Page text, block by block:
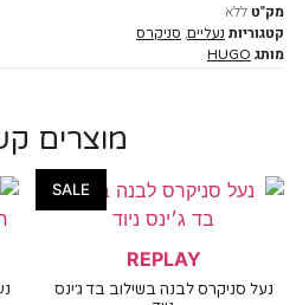
ללא
נעליים, סניקרס
HUGO
מוצרים
SALE
REPLAY
סניקרס לבנה בשילוב בד ג׳ינס
נעל